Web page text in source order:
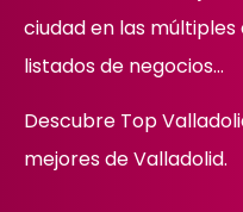
ciudad en las
listados de negocios…
Descubre Top
mejores de Valladolid.